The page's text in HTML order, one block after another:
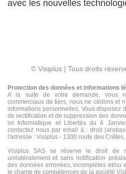
avec les nouvelles
© Visiplus | Tous droits
Protection des données et informations
A la suite de votre demande, vous
commerciaux de tiers, nous ne cédons et
informations personnelles. Vous disposez
de rectification et de suppression des
loi Informatique et Libertés du 6
contactez nous par email à : droit
l'adresse : Visiplus - 1300 route des
Visiplus SAS se réserve le droit de
unilatéralement et sans notification
des données erronées, incomplètes et/ou
le champ de compétences de la société